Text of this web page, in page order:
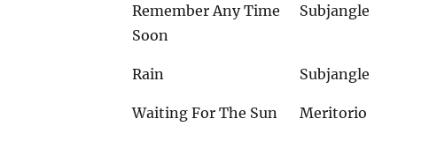
Remember Any Time
Soon
Subjangle
Rain Subjangle
Waiting For The Sun Meritorio